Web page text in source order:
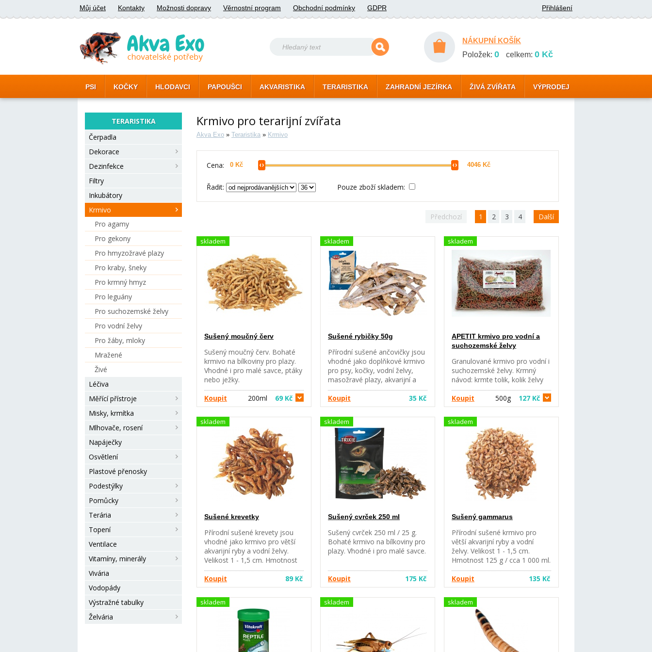
Můj účet Kontakty Možnosti dopravy Věrnostní program Obchodní podmínky GDPR Přihlášení
NÁKUPNÍ KOŠÍK
Položek: 0 celkem: 0 Kč
PSI KOČKY HLODAVCI PAPOUŠCI AKVARISTIKA TERARISTIKA ZAHRADNÍ JEZÍRKA ŽIVÁ ZVÍŘATA VÝPRODEJ
TERARISTIKA
Čerpadla
Dekorace
Dezinfekce
Filtry
Inkubátory
Krmivo
Pro agamy
Pro gekony
Pro hmyzožravé plazy
Pro kraby, šneky
Pro krmný hmyz
Pro leguány
Pro suchozemské želvy
Pro vodní želvy
Pro žáby, mloky
Mražené
Živé
Léčiva
Měřící přístroje
Misky, krmítka
Mlhovače, rosení
Napáječky
Osvětlení
Plastové přenosky
Podestýlky
Pomůcky
Terária
Topení
Ventilace
Vitamíny, minerály
Vivária
Vodopády
Výstražné tabulky
Želvária
Krmivo pro terarijní zvířata
Akva Exo » Teraristika » Krmivo
Cena:
Řadit: Pouze zboží skladem:
Předchozí 1 2 3 4 Další
skladem
Sušený moučný červ
Sušený moučný červ. Bohaté
krmivo na bílkoviny pro plazy.
Vhodné i pro malé savce, ptáky
nebo ježky.
Koupit
200ml 69 Kč
skladem
Sušené rybičky 50g
Přírodní sušené ančovičky jsou
vhodné jako doplňkové krmivo
pro psy, kočky, vodní želvy,
masožravé plazy, akvarijní a
rybníčkové ryby. 100% přírodní
krmivo.
Koupit 35 Kč
skladem
APETIT krmivo pro vodní a
suchozemské želvy
Granulované krmivo pro vodní i
suchozemské želvy. Krmný
návod: krmte tolik, kolik želvy
během 10-15 min. spotřebují,
několikrát denně, podle
potřeby a počtu želv. Složení:
vedlejší výrobky rostlinného
původu, obiloviny, bílkovinné
extrakty rostliného původu,
ryby a vedlejší výrobky z ryb,
oleje a tuky, minerální látky,
řasy, barviva, s antioxidantem -
doplňkové látky ES.
Koupit 500g 127 Kč
skladem
Sušené krevetky
Přírodní sušené krevety jsou
vhodné jako krmivo pro větší
akvarijní ryby a vodní želvy.
Velikost 1 - 1,5 cm. Hmotnost
140g, objem cca 800 ml.
Koupit
89 Kč
skladem
Sušený cvrček 250 ml
Sušený cvrček 250 ml / 25 g.
Bohaté krmivo na bílkoviny pro
plazy. Vhodné i pro malé savce.
Koupit 175 Kč
skladem
Sušený gammarus
Přírodní sušené krmivo pro
větší akvarijní ryby a vodní
želvy. Velikost 1 - 1,5 cm.
Hmotnost 125 g / cca 1 000 ml.
Koupit
135 Kč
skladem skladem skladem